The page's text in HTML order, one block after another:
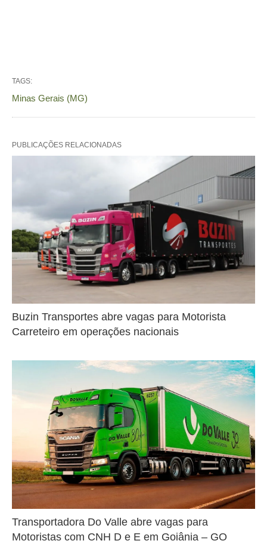
TAGS:
Minas Gerais (MG)
PUBLICAÇÕES RELACIONADAS
Buzin Transportes abre vagas para Motorista
Carreteiro em operações nacionais
Transportadora Do Valle abre vagas para
Motoristas com CNH D e E em Goiânia – GO